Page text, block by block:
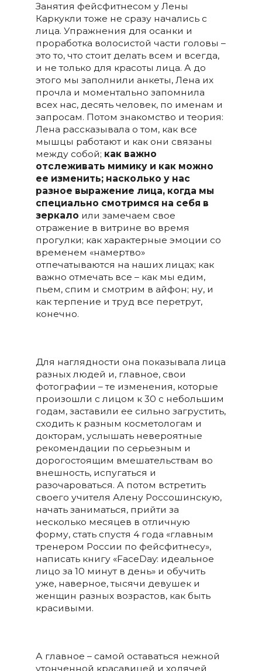
Занятия фейсфитнесом у Лены
Каркукли тоже не сразу начались с
лица. Упражнения для осанки и
проработка волосистой части головы –
это то, что стоит делать всем и всегда,
и не только для красоты лица. А до
этого мы заполнили анкеты, Лена их
прочла и моментально запомнила
всех нас, десять человек, по именам и
запросам. Потом знакомство и теория:
Лена рассказывала о том, как все
мышцы работают и как они связаны
между собой; как важно
отслеживать мимику и как можно
ее изменить; насколько у нас
разное выражение лица, когда мы
специально смотримся на себя в
зеркало или замечаем свое
отражение в витрине во время
прогулки; как характерные эмоции со
временем «намертво»
отпечатываются на наших лицах; как
важно отмечать все – как мы едим,
пьем, спим и смотрим в айфон; ну, и
как терпение и труд все перетрут,
конечно.
Для наглядности она показывала лица
разных людей и, главное, свои
фотографии – те изменения, которые
произошли с лицом к 30 с небольшим
годам, заставили ее сильно загрустить,
сходить к разным косметологам и
докторам, услышать невероятные
рекомендации по серьезным и
дорогостоящим вмешательствам во
внешность, испугаться и
разочароваться. А потом встретить
своего учителя Алену Россошинскую,
начать заниматься, прийти за
несколько месяцев в отличную
форму, стать спустя 4 года «главным
тренером России по фейсфитнесу»,
написать книгу «FaceDay: идеальное
лицо за 10 минут в день» и обучить
уже, наверное, тысячи девушек и
женщин разных возрастов, как быть
красивыми.
А главное – самой оставаться нежной
утонченной красавицей и ходячей